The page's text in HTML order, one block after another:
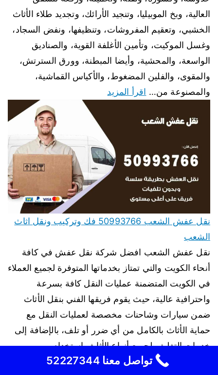
العالية، وبخ الموبيليا، وتنجيد الأرائك، وتجديد طلاء الأثاث
الخشبي، وتعقيم المفروشات، وتنظيفها، ونفض السجاد،
وغسل الموكيت، وتأمين الأغلفة القوية، والصناديق
الواسعة، والمحشية، وأيضا المبطنة، وورق السترتش،
والمقوى، والفلين المضغوط، والأكياس القماشية،
والمصنوعة من… اقرأ المزيد
نقل عفش الشعب 50993766 فك وتركيب ونقل اثاث
الشعب
نقل عفش الشعب افضل شركة نقل عفش في كافة
أنحاء الكويت والتي تمتاز بخدماتها المتوفرة لجميع العملاء
في الكويت المتضمنة عمليات النقل كافة بسرعة
واحترافية عالية، حيث يقوم فريقها الفني بنقل الأثاث
ضمن سيارات وشاحنات مخصصة لعمليات النقل مع
حماية الأثاث بالكامل من أي ضرر أو تلف، بالإضافة إلى
خدمات التغليف لجميع أنواع الأثاث باستخدام…
تواصل معنا 52227344